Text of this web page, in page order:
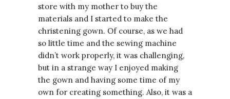
store with my mother to buy the
materials and I started to make the
christening gown. Of course, as we had
so little time and the sewing machine
didn’t work properly, it was challenging,
but in a strange way I enjoyed making
the gown and having some time of my
own for creating something. Also, it was a